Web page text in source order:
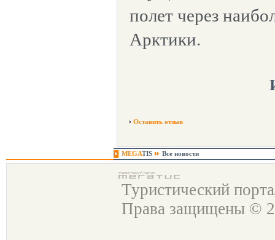
полет через
Арктики.
Оставить отзыв
MEGATIS Все новости
Туристический
Права защищены ©